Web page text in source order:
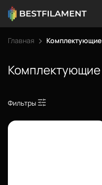
Главная Комплектующие
Комплектующие
Фильтры